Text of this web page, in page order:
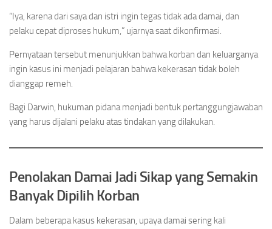
“Iya, karena dari saya dan istri ingin tegas tidak ada damai, dan
pelaku cepat diproses hukum,” ujarnya saat dikonfirmasi.
Pernyataan tersebut menunjukkan bahwa korban dan keluarganya
ingin kasus ini menjadi pelajaran bahwa kekerasan tidak boleh
dianggap remeh.
Bagi Darwin, hukuman pidana menjadi bentuk pertanggungjawaban
yang harus dijalani pelaku atas tindakan yang dilakukan.
Penolakan Damai Jadi Sikap yang Semakin
Banyak Dipilih Korban
Dalam beberapa kasus kekerasan, upaya damai sering kali